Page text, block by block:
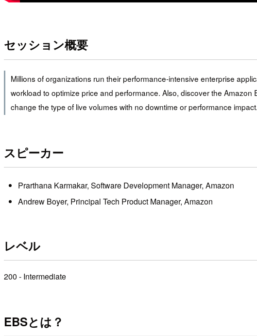
セッション概要
Millions of organizations run their performance-intensive enterprise
workload to optimize price and performance. Also, discover the
change the type of live volumes with no downtime or performance impact.
スピーカー
Prarthana Karmakar, Software Development Manager, Amazon
Andrew Boyer, Principal Tech Product Manager, Amazon
レベル
200 - Intermediate
EBSとは？